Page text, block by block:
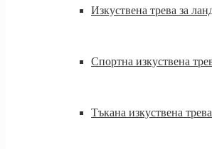
Изкуствена трева за
Спортна изкуствена
Тъкана изкуствена трева